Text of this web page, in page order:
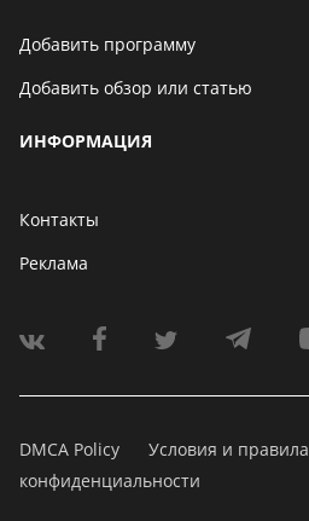
Добавить программу
Добавить обзор или статью
ИНФОРМАЦИЯ
Контакты
Реклама
DMCA Policy Условия и правила
конфиденциальности